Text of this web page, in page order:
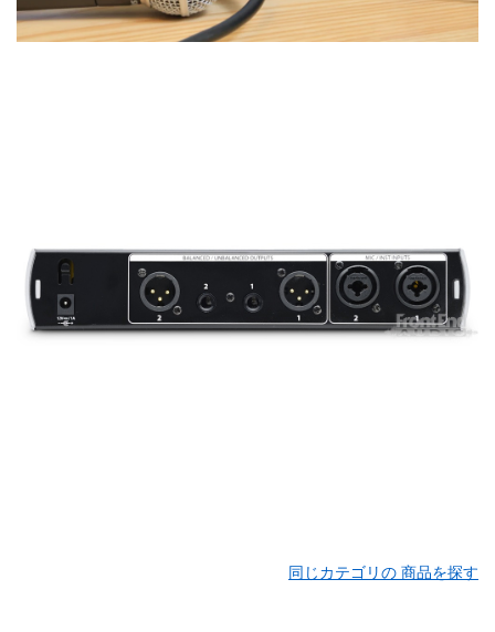
同じカテゴリの 商品を探す